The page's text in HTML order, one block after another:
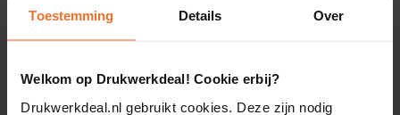
Toestemming Details Over
Welkom op Drukwerkdeal! Cookie erbij?
Drukwerkdeal.nl gebruikt cookies. Deze zijn nodig